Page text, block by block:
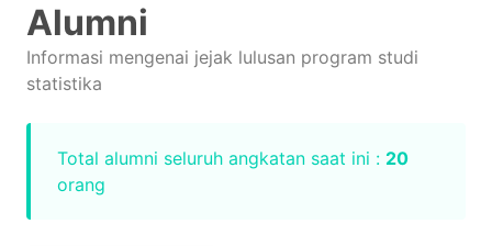
Alumni
Informasi mengenai jejak lulusan program studi
statistika
Total alumni seluruh angkatan saat ini : 20
orang